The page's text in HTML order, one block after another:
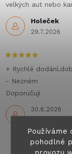
Používáme
pohodlné
provozu
Holeček
29.7.2026
velkých aut nebo
30.6.2026
+ Rychlé
- Nezném
Doporučuji